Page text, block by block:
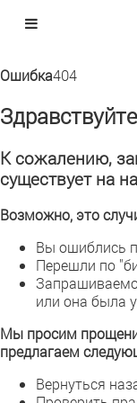
Ошибка404
К сожалению,
существует на
Возможно, это
Вы ошиблись
Перешли по
или она была
Мы просим
предлагаем
Вернуться